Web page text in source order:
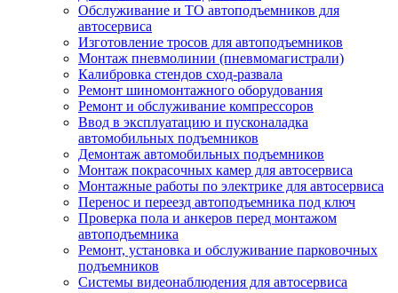
Обслуживание и ТО автоподъемников для
автосервиса
Изготовление тросов для автоподъемников
Монтаж пневмолинии (пневмомагистрали)
Калибровка стендов сход-развала
Ремонт шиномонтажного оборудования
Ремонт и обслуживание компрессоров
Ввод в эксплуатацию и пусконаладка
автомобильных подъемников
Демонтаж автомобильных подъемников
Монтаж покрасочных камер для автосервиса
Монтажные работы по электрике для автосервиса
Перенос и переезд автоподъемника под ключ
Проверка пола и анкеров перед монтажом
автоподъемника
Ремонт, установка и обслуживание парковочных
подъемников
Системы видеонаблюдения для автосервиса